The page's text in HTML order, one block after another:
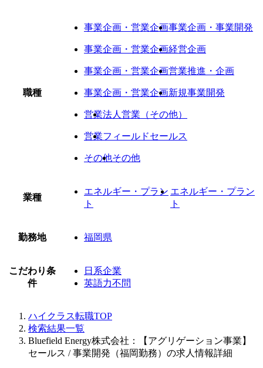
職種
事業企画・営業企画事業企画・事業開発
事業企画・営業企画経営企画
事業企画・営業企画営業推進・企画
事業企画・営業企画新規事業開発
営業法人営業（その他）
営業フィールドセールス
その他その他
業種
エネルギー・プラン
ト
エネルギー・プラン
ト
勤務地 福岡県
こだわり条
件
日系企業
英語力不問
ハイクラス転職TOP
検索結果一覧
Bluefield Energy株式会社：【アグリゲーション事業】
セールス / 事業開発（福岡勤務）の求人情報詳細